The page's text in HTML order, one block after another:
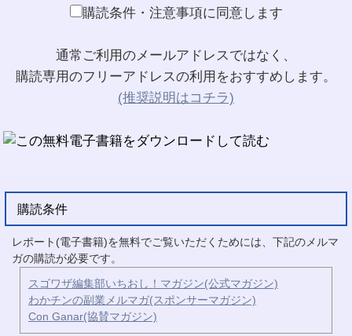
購読条件・注意事項に同意します
通常ご利用のメールアドレスではなく、
購読専用のフリーアドレスの利用をおすすめします。
(推奨説明はコチラ)
購読条件
レポート(電子書籍)を無料でご覧いただくためには、下記のメルマ
ガの購読が必要です。
スゴワザ編集部いちおし！マガジン(公式マガジン)
わかチンの副業メルマガ(スポンサーマガジン)
Con Ganar(協賛マガジン)